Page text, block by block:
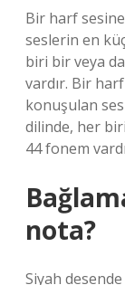
Bir harf
seslerin en
biri bir veya
vardır. Bir
konuşulan
dilinde, her
44 fonem
nota?
Siyah